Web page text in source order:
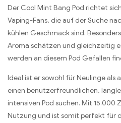
Der Cool Mint Bang Pod richtet
Vaping-Fans, die auf der Suche
kühlen Geschmack sind.
Aroma schätzen und gleichzeitig
werden an diesem Pod Gefallen
Ideal ist er sowohl für Neulinge als
einen benutzerfreundlichen,
intensiven Pod suchen. Mit 15.000
Nutzung und ist somit perfekt für